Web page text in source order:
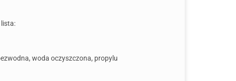
woda oczyszczona, propylu